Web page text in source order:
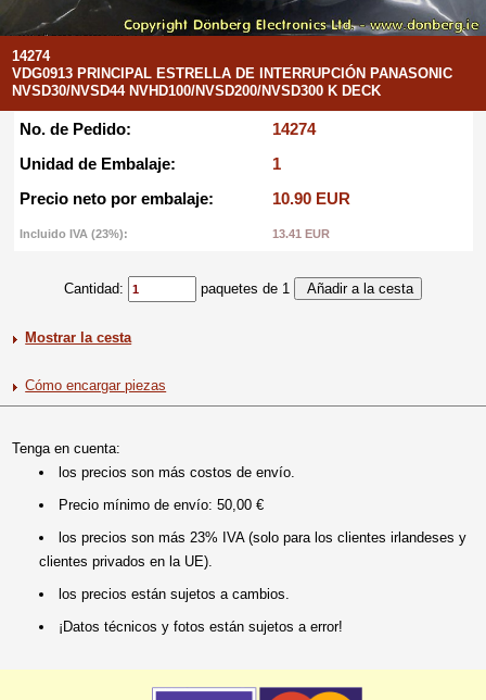
14274
VDG0913 PRINCIPAL ESTRELLA DE INTERRUPCIÓN PANASONIC
NVSD30/NVSD44 NVHD100/NVSD200/NVSD300 K DECK
No. de Pedido:
14274
Unidad de Embalaje:
1
Precio neto por embalaje:
10.90 EUR
Incluido IVA (23%): 13.41 EUR
Cantidad: paquetes de 1
Mostrar la cesta
Cómo encargar piezas
Tenga en cuenta:
los precios son más costos de envío.
Precio mínimo de envío: 50,00 €
los precios son más 23% IVA (solo para los clientes irlandeses y
clientes privados en la UE).
los precios están sujetos a cambios.
¡Datos técnicos y fotos están sujetos a error!